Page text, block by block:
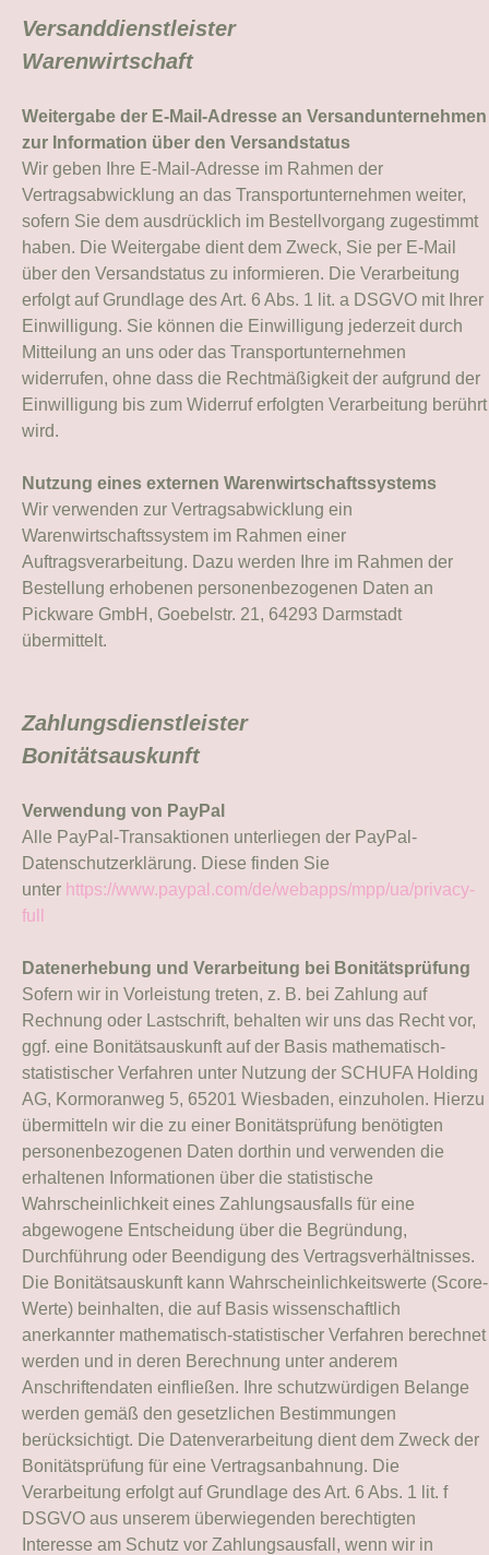
Versanddienstleister
Warenwirtschaft
Weitergabe der E-Mail-Adresse an Versandunternehmen
zur Information über den Versandstatus
Wir geben Ihre E-Mail-Adresse im Rahmen der
Vertragsabwicklung an das Transportunternehmen weiter,
sofern Sie dem ausdrücklich im Bestellvorgang zugestimmt
haben. Die Weitergabe dient dem Zweck, Sie per E-Mail
über den Versandstatus zu informieren. Die Verarbeitung
erfolgt auf Grundlage des Art. 6 Abs. 1 lit. a DSGVO mit Ihrer
Einwilligung. Sie können die Einwilligung jederzeit durch
Mitteilung an uns oder das Transportunternehmen
widerrufen, ohne dass die Rechtmäßigkeit der aufgrund der
Einwilligung bis zum Widerruf erfolgten Verarbeitung berührt
wird.
Nutzung eines externen Warenwirtschaftssystems
Wir verwenden zur Vertragsabwicklung ein
Warenwirtschaftssystem im Rahmen einer
Auftragsverarbeitung. Dazu werden Ihre im Rahmen der
Bestellung erhobenen personenbezogenen Daten an
Pickware GmbH, Goebelstr. 21, 64293 Darmstadt
übermittelt.
Zahlungsdienstleister
Bonitätsauskunft
Verwendung von PayPal
Alle PayPal-Transaktionen unterliegen der PayPal-
Datenschutzerklärung. Diese finden Sie
unter https://www.paypal.com/de/webapps/mpp/ua/privacy-
full
Datenerhebung und Verarbeitung bei Bonitätsprüfung
Sofern wir in Vorleistung treten, z. B. bei Zahlung auf
Rechnung oder Lastschrift, behalten wir uns das Recht vor,
ggf. eine Bonitätsauskunft auf der Basis mathematisch-
statistischer Verfahren unter Nutzung der SCHUFA Holding
AG, Kormoranweg 5, 65201 Wiesbaden, einzuholen. Hierzu
übermitteln wir die zu einer Bonitätsprüfung benötigten
personenbezogenen Daten dorthin und verwenden die
erhaltenen Informationen über die statistische
Wahrscheinlichkeit eines Zahlungsausfalls für eine
abgewogene Entscheidung über die Begründung,
Durchführung oder Beendigung des Vertragsverhältnisses.
Die Bonitätsauskunft kann Wahrscheinlichkeitswerte (Score-
Werte) beinhalten, die auf Basis wissenschaftlich
anerkannter mathematisch-statistischer Verfahren berechnet
werden und in deren Berechnung unter anderem
Anschriftendaten einfließen. Ihre schutzwürdigen Belange
werden gemäß den gesetzlichen Bestimmungen
berücksichtigt. Die Datenverarbeitung dient dem Zweck der
Bonitätsprüfung für eine Vertragsanbahnung. Die
Verarbeitung erfolgt auf Grundlage des Art. 6 Abs. 1 lit. f
DSGVO aus unserem überwiegenden berechtigten
Interesse am Schutz vor Zahlungsausfall, wenn wir in